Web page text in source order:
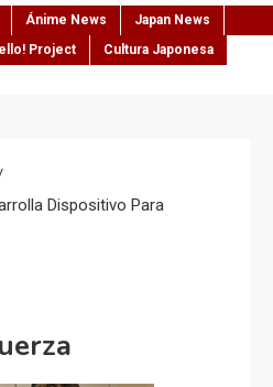
Ánime News
Japan News
Project
Cultura Japonesa
Dispositivo Para